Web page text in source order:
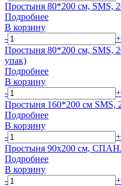
Простыня 80*200 см, SMS,
Подробнее
В корзину
-
+
Простыня 80*200 см,
упак)
Подробнее
В корзину
-
+
Простыня 160*200 см
Подробнее
В корзину
-
+
Простыня 90х200 см,
Подробнее
В корзину
-
+